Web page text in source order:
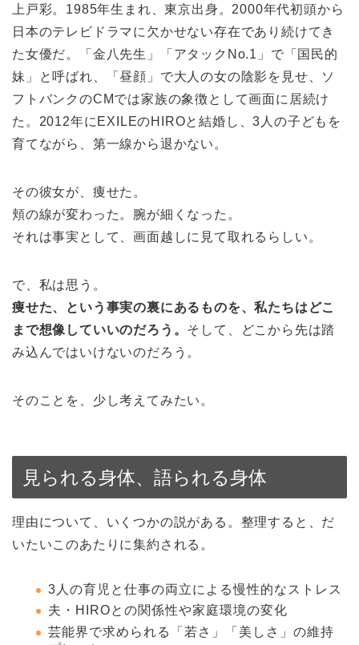
上戸彩。1985年生まれ、東京出身。2000年代初頭から
日本のテレビドラマに欠かせない存在であり続けてき
た女優だ。「金八先生」「アタックNo.1」で「国民的
妹」と呼ばれ、「昼顔」で大人の女の陰影を見せ、ソ
フトバンクのCMでは家族の象徴として画面に居続け
た。2012年にEXILEのHIROと結婚し、3人の子どもを
育てながら、第一線から退かない。
その彼女が、痩せた。
頬の線が変わった。腕が細くなった。
それは事実として、画面越しに見て取れるらしい。
で、私は思う。
痩せた、という事実の裏にあるものを、私たちはどこ
まで想像していいのだろう。 そして、どこから先は踏
み込んではいけないのだろう。
そのことを、少し考えてみたい。
見られる身体、語られる身体
理由について、いくつかの説がある。整理すると、だ
いたいこのあたりに集約される。
3人の育児と仕事の両立による慢性的なストレス
夫・HIROとの関係性や家庭環境の変化
芸能界で求められる「若さ」「美しさ」の維持